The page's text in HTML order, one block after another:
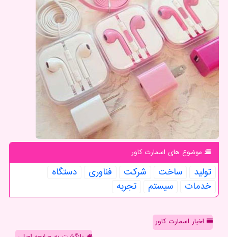
موضوع های اسمارت كاور
تولید ساخت شركت فناوری
دستگاه
خدمات
سیستم تجربه
اخبار اسمارت کاور